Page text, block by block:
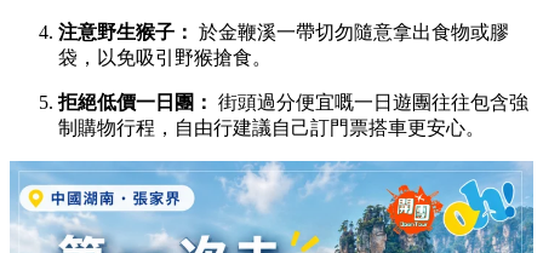
注意野生猴子： 於金鞭溪一帶切勿隨意拿出食物或膠
袋，以免吸引野猴搶食。
拒絕低價一日團： 街頭過分便宜嘅一日遊團往往包含強
制購物行程，自由行建議自己訂門票搭車更安心。